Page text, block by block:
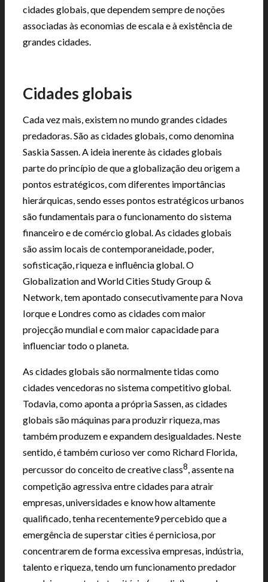
cidades globais, que dependem sempre de noções
associadas às economias de escala e à existência de
grandes cidades.
Cidades globais
Cada vez mais, existem no mundo grandes cidades
predadoras. São as cidades globais, como denomina
Saskia Sassen. A ideia inerente às cidades globais
parte do princípio de que a globalização deu origem a
pontos estratégicos, com diferentes importâncias
hierárquicas, sendo esses pontos estratégicos urbanos
são fundamentais para o funcionamento do sistema
financeiro e de comércio global. As cidades globais
são assim locais de contemporaneidade, poder,
sofisticação, riqueza e influência global. O
Globalization and World Cities Study Group &
Network, tem apontado consecutivamente para Nova
Iorque e Londres como as cidades com maior
projecção mundial e com maior capacidade para
influenciar todo o planeta.
As cidades globais são normalmente tidas como
cidades vencedoras no sistema competitivo global.
Todavia, como aponta a própria Sassen, as cidades
globais são máquinas para produzir riqueza, mas
também produzem e expandem desigualdades. Neste
sentido, é também curioso ver como Richard Florida,
percussor do conceito de creative class8, assente na
competição agressiva entre cidades para atrair
empresas, universidades e know how altamente
qualificado, tenha recentemente9 percebido que a
emergência de superstar cities é perniciosa, por
concentrarem de forma excessiva empresas, indústria,
talento e riqueza, tendo um funcionamento predador